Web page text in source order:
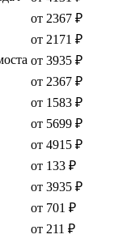
от 2367 ₽
от 2171 ₽
от 3935 ₽
от 2367 ₽
от 1583 ₽
от 5699 ₽
от 4915 ₽
от 133 ₽
от 3935 ₽
от 701 ₽
от 211 ₽